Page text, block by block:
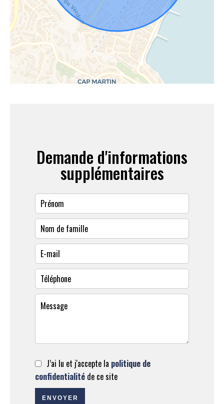
Demande d'informations
supplémentaires
J’ai lu et j'accepte la politique de
confidentialité de ce site
ENVOYER